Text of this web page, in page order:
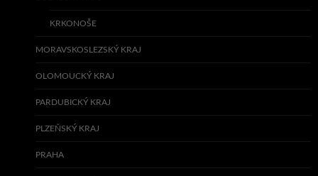
KRKONOŠE
MORAVSKOSLEZSKÝ KRAJ
OLOMOUCKÝ KRAJ
PARDUBICKÝ KRAJ
PLZEŇSKÝ KRAJ
PRAHA